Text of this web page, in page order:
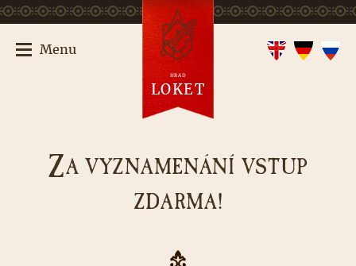
ZA VYZNAMENÁNÍ VSTUP
ZDARMA!
Menu
HRAD
LOKET